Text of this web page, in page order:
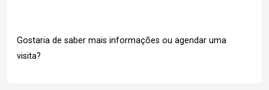
Gostaria de saber mais informações ou agendar uma
visita?